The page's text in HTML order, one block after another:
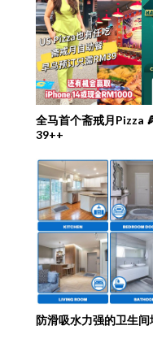
全马首个斋戒月Pizza
39++
防滑吸水力强的卫生间